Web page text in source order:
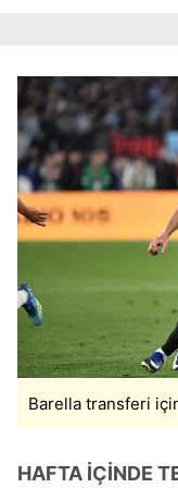
Barella transferi
HAFTA İÇİNDE